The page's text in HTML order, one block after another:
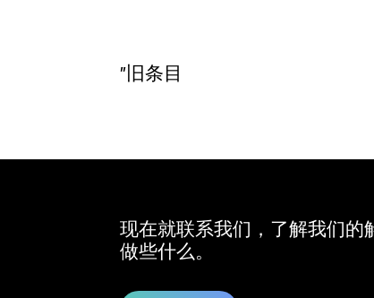
"旧条目
现在就联系我们，了解我们的
做些什么。